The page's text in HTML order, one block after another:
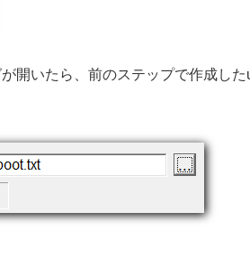
開いたら、前のステップで作成した